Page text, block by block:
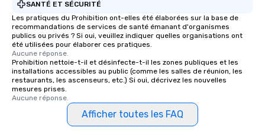
SANTÉ ET SÉCURITÉ
Les pratiques du Prohibition ont-elles été élaborées sur la base de
recommandations de services de santé émanant d'organismes
publics ou privés ? Si oui, veuillez indiquer quelles organisations ont
été utilisées pour élaborer ces pratiques.
Aucune réponse.
Prohibition nettoie-t-il et désinfecte-t-il les zones publiques et les
installations accessibles au public (comme les salles de réunion, les
restaurants, les ascenseurs, etc.) Si oui, décrivez les nouvelles
mesures prises.
Aucune réponse.
Afficher toutes les FAQ